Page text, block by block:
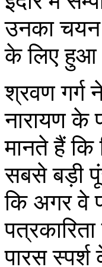
उनका
के लिए
श्रवण गर्ग
नारायण के
मानते हैं कि
सबसे बड़ी
कि अगर वे
पारस